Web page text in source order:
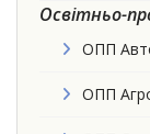
Освітньо-
ОПП
ОПП